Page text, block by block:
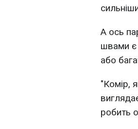
А ось
швами є
або
"Комір,
робить